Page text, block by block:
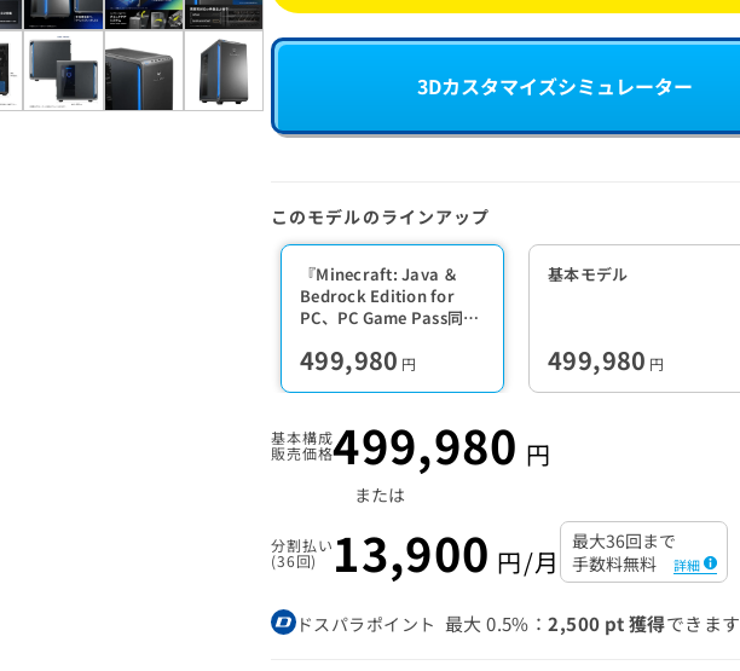
3Dカスタマイズシミュレーター
このモデルのラインアップ
『Minecraft: Java ＆
Bedrock Edition for
PC、PC Game Pass同梱
499,980 円
基本モデル
499,980 円
基本構成
販売価格499,980 円
または
分割払い
(36回) 13,900 円/月
最大36回まで
手数料無料
詳細
ドスパラポイント 最大0.5% 2,500 pt 獲得できます